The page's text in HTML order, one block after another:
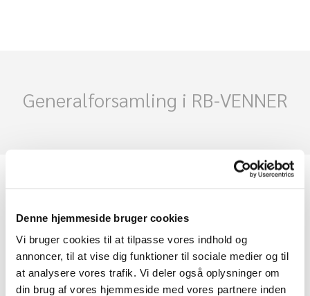
Denne hjemmeside bruger cookies
Vi bruger cookies til at tilpasse vores indhold og
annoncer, til at vise dig funktioner til sociale medier og til
at analysere vores trafik. Vi deler også oplysninger om
din brug af vores hjemmeside med vores partnere inden
Generalforsamling i RB-VENNER
Fredag den 28. marts 2014 fra kl. 18:00
i Idrætsparken, Rådmandshaven 10